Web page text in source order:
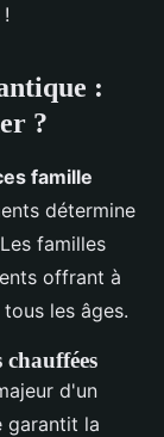
:
?
famille
détermine
familles
offrant à
les âges.
d'un
garantit la